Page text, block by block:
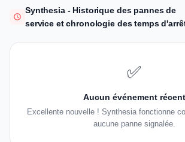
Synthesia - Historique des pannes de
service et chronologie des temps
✅
Aucun événement récent
Excellente nouvelle ! Synthesia fonctionne
aucune panne signalée.